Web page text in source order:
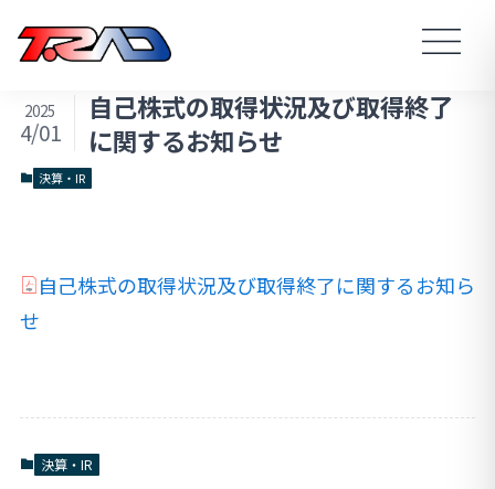
自己株式の取得状況及び取得終了
に関するお知らせ
2025
4/01
決算・IR
自己株式の取得状況及び取得終了に関するお知ら
せ
決算・IR